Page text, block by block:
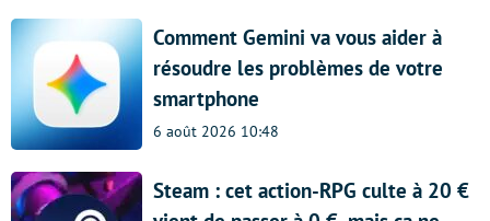
Comment Gemini va vous aider à
résoudre les problèmes de votre
smartphone
6 août 2026 10:48
Steam : cet action-RPG culte à 20 €